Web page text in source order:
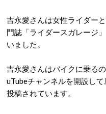
吉永愛さんは女性ライダー
門誌「ライダースガレージ
いました。
吉永愛さんはバイクに乗る
uTubeチャンネルを開設し
投稿されています。